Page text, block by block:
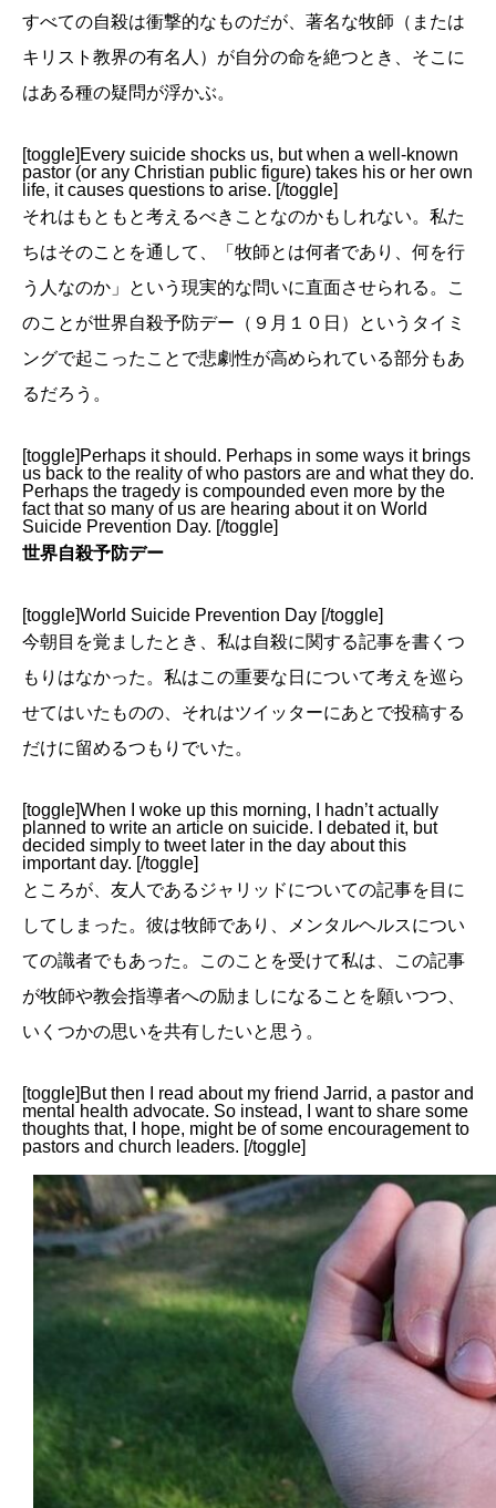
すべての自殺は衝撃的なものだが、著名な牧師（または
キリスト教界の有名人）が自分の命を絶つとき、そこに
はある種の疑問が浮かぶ。
[toggle]Every suicide shocks us, but when a well-known
pastor (or any Christian public figure) takes his or her own
life, it causes questions to arise. [/toggle]
それはもともと考えるべきことなのかもしれない。私た
ちはそのことを通して、「牧師とは何者であり、何を行
う人なのか」という現実的な問いに直面させられる。こ
のことが世界自殺予防デー（９月１０日）というタイミ
ングで起こったことで悲劇性が高められている部分もあ
るだろう。
[toggle]Perhaps it should. Perhaps in some ways it brings
us back to the reality of who pastors are and what they do.
Perhaps the tragedy is compounded even more by the
fact that so many of us are hearing about it on World
Suicide Prevention Day. [/toggle]
世界自殺予防デー
[toggle]World Suicide Prevention Day [/toggle]
今朝目を覚ましたとき、私は自殺に関する記事を書くつ
もりはなかった。私はこの重要な日について考えを巡ら
せてはいたものの、それはツイッターにあとで投稿する
だけに留めるつもりでいた。
[toggle]When I woke up this morning, I hadn’t actually
planned to write an article on suicide. I debated it, but
decided simply to tweet later in the day about this
important day. [/toggle]
ところが、友人であるジャリッドについての記事を目に
してしまった。彼は牧師であり、メンタルヘルスについ
ての識者でもあった。このことを受けて私は、この記事
が牧師や教会指導者への励ましになることを願いつつ、
いくつかの思いを共有したいと思う。
[toggle]But then I read about my friend Jarrid, a pastor and
mental health advocate. So instead, I want to share some
thoughts that, I hope, might be of some encouragement to
pastors and church leaders. [/toggle]